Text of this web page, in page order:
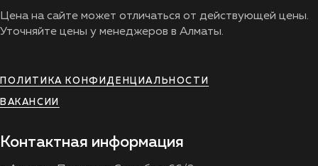
Цена на сайте может отличаться от действующей цены.
Уточняйте цены у менеджеров в Алматы.
ПОЛИТИКА КОНФИДЕНЦИАЛЬНОСТИ
ВАКАНСИИ
Контактная информация